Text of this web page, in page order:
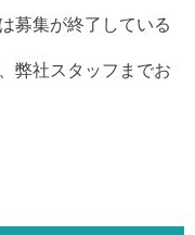
募集が終了している
弊社スタッフまでお